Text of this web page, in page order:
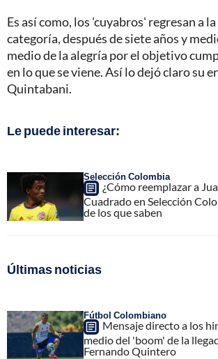
Es así como, los 'cuyabros' regresan a
categoría, después de siete años y
medio de la alegría por el objetivo
en lo que se viene. Así lo dejó claro su
Quintabani.
Le puede interesar:
Selección Colombia
¿Cómo reemplazar a
Cuadrado en Selección
de los que saben
Últimas noticias
Fútbol Colombiano
Mensaje directo a los
medio del 'boom' de la
Fernando Quintero